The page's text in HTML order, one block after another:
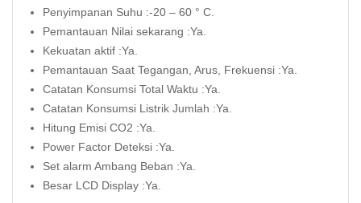
Penyimpanan Suhu :-20 – 60 ° C.
Pemantauan Nilai sekarang :Ya.
Kekuatan aktif :Ya.
Pemantauan Saat Tegangan, Arus, Frekuensi :Ya.
Catatan Konsumsi Total Waktu :Ya.
Catatan Konsumsi Listrik Jumlah :Ya.
Hitung Emisi CO2 :Ya.
Power Factor Deteksi :Ya.
Set alarm Ambang Beban :Ya.
Besar LCD Display :Ya.